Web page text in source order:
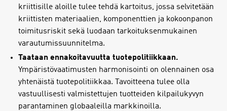
kriittisille aloille tulee tehdä kartoitus, jossa selvitetään
kriittisten materiaalien, komponenttien ja kokoonpanon
toimitusriskit sekä luodaan tarkoituksenmukainen
varautumissuunnitelma.
Taataan ennakoitavuutta tuotepolitiikkaan.
Ympäristövaatimusten harmonisointi on olennainen osa
yhtenäistä tuotepolitiikkaa. Tavoitteena tulee olla
vastuullisesti valmistettujen tuotteiden kilpailukyvyn
parantaminen globaaleilla markkinoilla.